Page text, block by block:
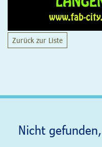
Zurück zur Liste
Nicht